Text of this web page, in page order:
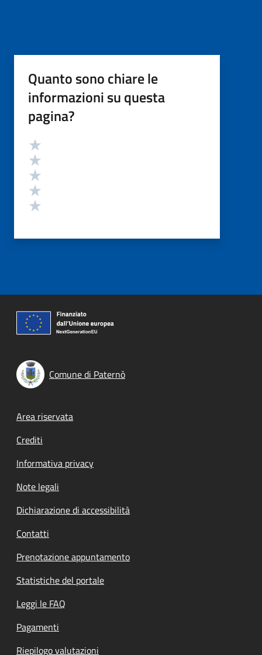
Quanto sono chiare le
informazioni su questa
pagina?
Valutazione
Comune di Paternò
Footer menu
Area riservata
Crediti
Informativa privacy
Note legali
Dichiarazione di accessibilità
Contatti
Prenotazione appuntamento
Statistiche del portale
Leggi le FAQ
Pagamenti
Riepilogo valutazioni